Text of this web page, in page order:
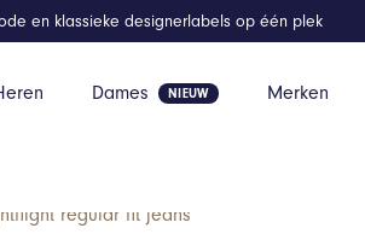
Dames Merken
en klassieke designerlabels op één plek